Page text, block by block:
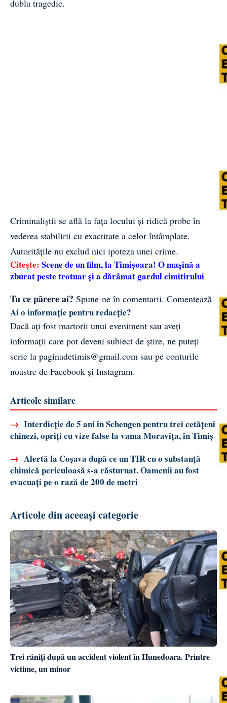
dubla tragedie.
Criminaliștii se află la fața locului și ridică probe în
vederea stabilirii cu exactitate a celor întâmplate.
Autoritățile nu exclud nici ipoteza unei crime.
Citește: Scene de un film, la Timișoara! O mașină a
zburat peste trotuar și a dărâmat gardul cimitirului
Tu ce părere ai? Spune-ne în comentarii. Comentează
Ai o informație pentru redacție?
Dacă ați fost martorii unui eveniment sau aveți
informații care pot deveni subiect de știre, ne puteți
scrie la paginadetimis@gmail.com sau pe conturile
noastre de Facebook și Instagram.
Articole similare
→ Interdicție de 5 ani în Schengen pentru trei cetățeni
chinezi, opriți cu vize false la vama Moravița, în Timiș
→ Alertă la Coșava după ce un TIR cu o substanță
chimică periculoasă s-a răsturnat. Oamenii au fost
evacuați pe o rază de 200 de metri
Articole din aceeași categorie
Trei răniți după un accident violent în Hunedoara. Printre
victime, un minor